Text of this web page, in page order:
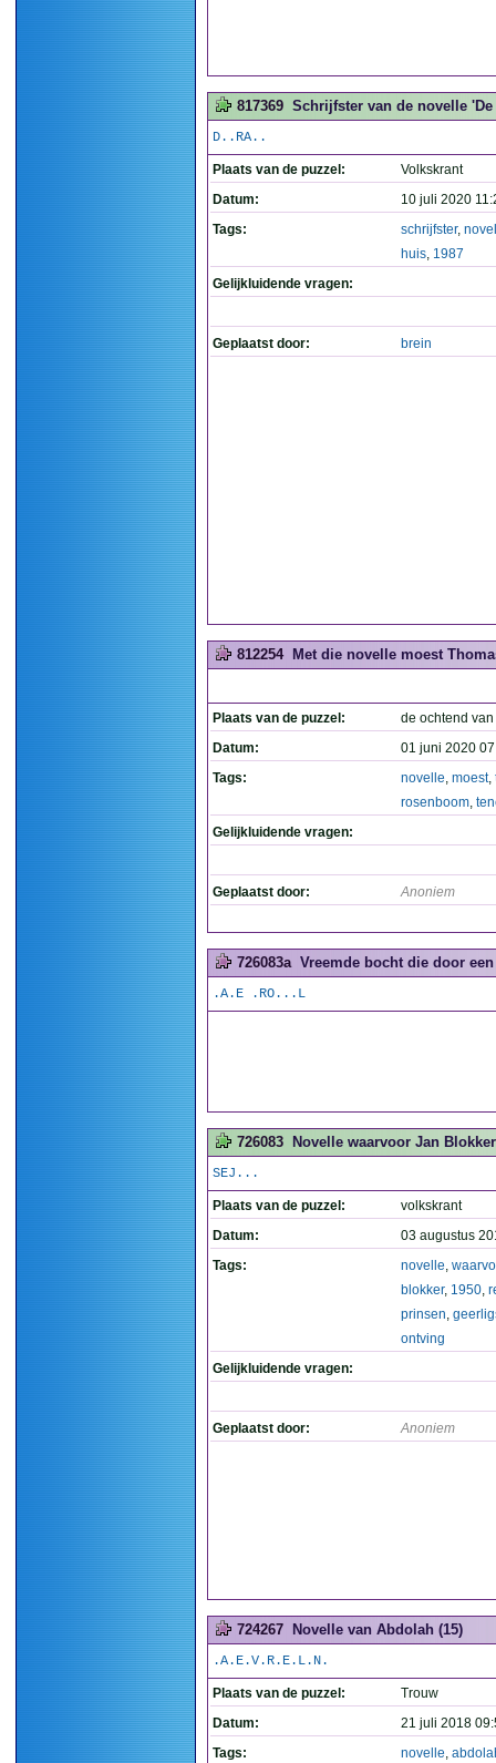
817369 Schrijfster van de novelle
D..RA..
Plaats van de puzzel:
Volkskrant
Datum:
10 juli 2020
Tags:
schrijfster,
huis, 1987
Gelijkluidende vragen:
Geplaatst door: brein
812254 Met die novelle moest
Plaats van de puzzel:
de ochtend van
Datum:
01 juni 2020
Tags:
novelle, moest,
rosenboom,
Gelijkluidende vragen:
Geplaatst door: Anoniem
726083a Vreemde bocht die door
.A.E .RO...L
726083 Novelle waarvoor Jan
SEJ...
Plaats van de puzzel:
volkskrant
Datum:
03 augustus
Tags:
novelle,
blokker, 1950,
prinsen,
ontving
Gelijkluidende vragen:
Geplaatst door: Anoniem
724267 Novelle van Abdolah (15)
.A.E.V.R.E.L.N.
Plaats van de puzzel:
Trouw
Datum:
21 juli 2018
Tags:
novelle,